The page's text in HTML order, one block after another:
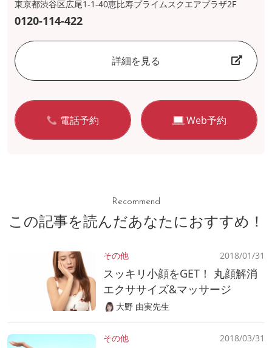
東京都渋谷区広尾1-1-40恵比寿プライムスクエアプラザ2F
0120-114-422
詳細を見る
電話予約 Web予約
Recommend
この記事を読んだあなたにおすすめ！
その他 2018/01/31
スッキリ小顔をGET！ 丸顔解消
エクササイズ&マッサージ
大野 由実先生
その他 2018/03/31